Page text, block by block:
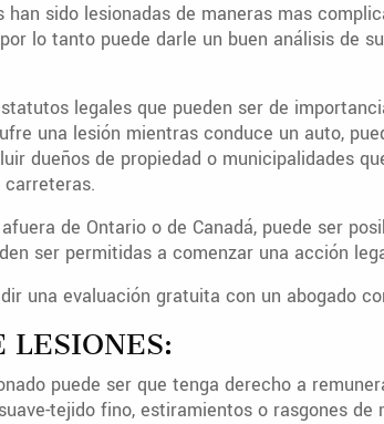
han sido lesionadas de maneras mas
lo tanto puede darle un buen análisis de
legales que pueden ser de
una lesión mientras conduce un auto,
dueños de propiedad o municipalidades
carreteras.
de Ontario o de Canadá, puede ser
ser permitidas a comenzar una acción
una evaluación gratuita con un abogado
LESIONES:
puede ser que tenga derecho a
tejido fino, estiramientos o rasgones